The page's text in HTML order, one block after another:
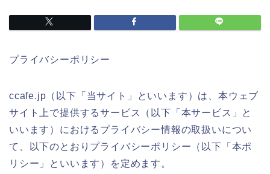
プライバシーポリシー
ccafe.jp（以下「当サイト」といいます）は、本ウェブ
サイト上で提供するサービス（以下「本サービス」と
いいます）におけるプライバシー情報の取扱いについ
て、以下のとおりプライバシーポリシー（以下「本ポ
リシー」といいます）を定めます。